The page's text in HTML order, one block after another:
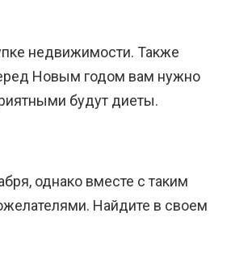
недвижимости. Также
Новым годом вам нужно
будут диеты.
однако вместе с таким
Найдите в своем